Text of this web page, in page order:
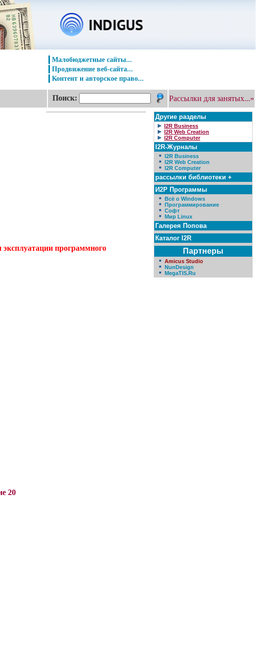
Малобюджетные сайты...
Продвижение веб-сайта...
Контент и авторское право...
Поиск: Рассылки для занятых...»
программного
20
Другие разделы
I2R Business
I2R Web Creation
I2R Computer
I2R-Журналы
I2R Business
I2R Web Creation
I2R Computer
рассылки библиотеки +
И2Р Программы
Всё о Windows
Программирование
Софт
Мир Linux
Галерея Попова
Каталог I2R
Партнеры
Amicus Studio
NunDesign
MegaTIS.Ru